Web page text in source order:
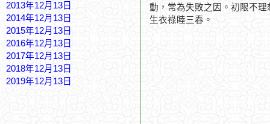
2013年12月13日
2014年12月13日
2015年12月13日
2016年12月13日
2017年12月13日
2018年12月13日
2019年12月13日
動，常為失敗之因。初限不
生衣祿睦三春。